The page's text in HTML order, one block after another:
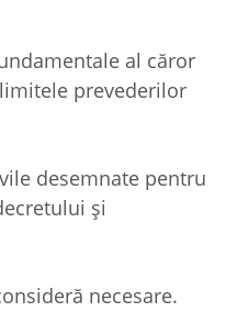
al căror
prevederilor
desemnate pentru
şi
necesare.